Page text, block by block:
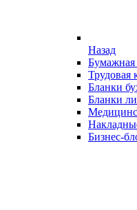
Назад
Бумажная
Трудовая
Бланки
Бланки
Бизнес-